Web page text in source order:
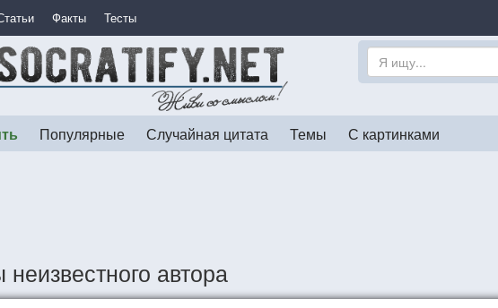
Факты Тесты
Популярные Случайная цитата Темы С картинками
неизвестного автора